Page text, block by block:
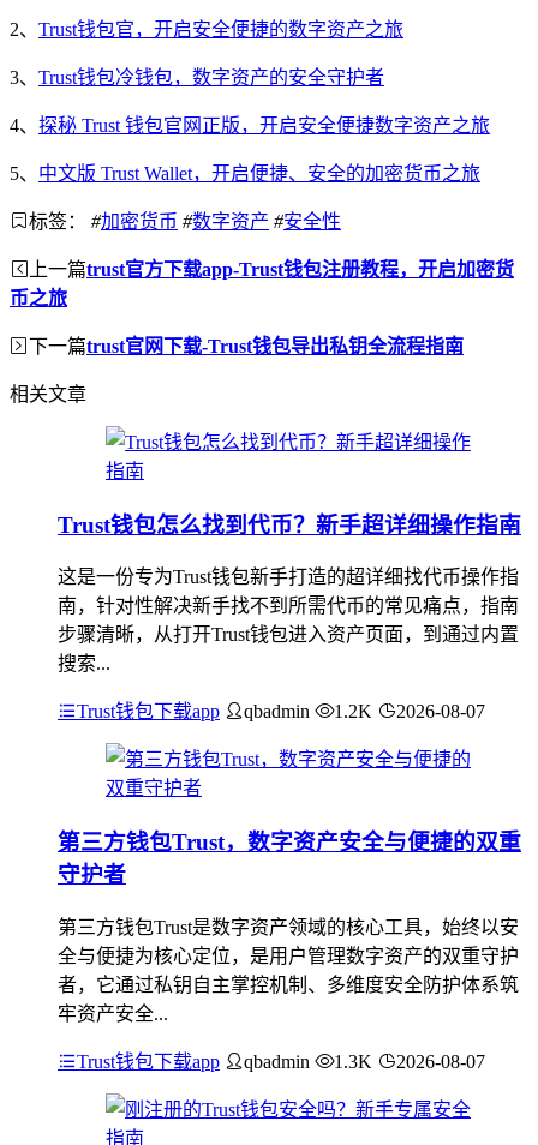
2、 Trust钱包官，开启安全便捷的数字资产之旅
3、 Trust钱包冷钱包，数字资产的安全守护者
4、 探秘 Trust 钱包官网正版，开启安全便捷数字资产之旅
5、 中文版 Trust Wallet，开启便捷、安全的加密货币之旅
标签： #加密货币 #数字资产 #安全性
上一篇trust官方下载app-Trust钱包注册教程，开启加密货
币之旅
下一篇trust官网下载-Trust钱包导出私钥全流程指南
相关文章
Trust钱包怎么找到代币？新手超详细操作指南
这是一份专为Trust钱包新手打造的超详细找代币操作指
南，针对性解决新手找不到所需代币的常见痛点，指南
步骤清晰，从打开Trust钱包进入资产页面，到通过内置
搜索...
Trust钱包下载app qbadmin 1.2K 2026-08-07
第三方钱包Trust，数字资产安全与便捷的双重
守护者
第三方钱包Trust是数字资产领域的核心工具，始终以安
全与便捷为核心定位，是用户管理数字资产的双重守护
者，它通过私钥自主掌控机制、多维度安全防护体系筑
牢资产安全...
Trust钱包下载app qbadmin 1.3K 2026-08-07